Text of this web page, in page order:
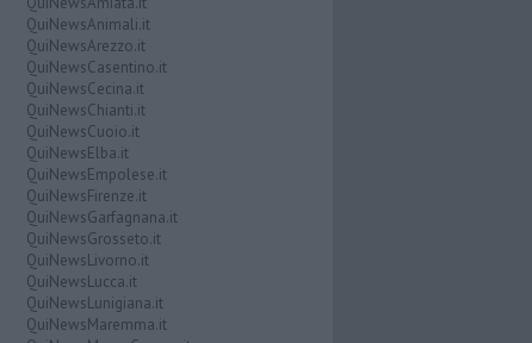
QuiNewsAnimali.it
QuiNewsArezzo.it
QuiNewsCasentino.it
QuiNewsCecina.it
QuiNewsChianti.it
QuiNewsCuoio.it
QuiNewsElba.it
QuiNewsEmpolese.it
QuiNewsFirenze.it
QuiNewsGarfagnana.it
QuiNewsGrosseto.it
QuiNewsLivorno.it
QuiNewsLucca.it
QuiNewsLunigiana.it
QuiNewsMaremma.it